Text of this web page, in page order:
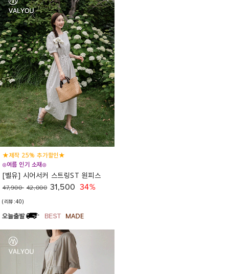
★제작 25% 추가할인★
◎여름 인기 소재◎
[벨유] 시어서커 스트링ST 원피스
47,900 42,000 31,500 34%
(리뷰:40)